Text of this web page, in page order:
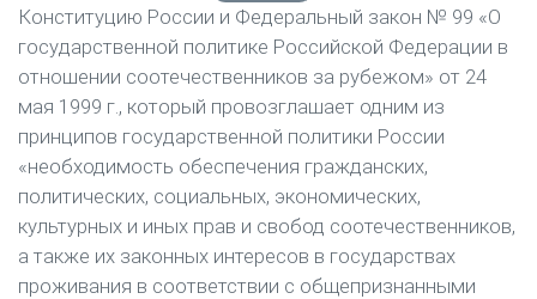
Конституцию России и Федеральный закон № 99 «О
государственной политике Российской Федерации в
отношении соотечественников за рубежом» от 24
мая 1999 г., который провозглашает одним из
принципов государственной политики России
«необходимость обеспечения гражданских,
политических, социальных, экономических,
культурных и иных прав и свобод соотечественников,
а также их законных интересов в государствах
проживания в соответствии с общепризнанными